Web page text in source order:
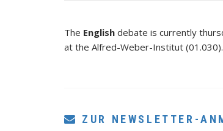
The English debate is currently
at the Alfred-Weber-Institut (01.030).
ZUR NEWSLETTER-